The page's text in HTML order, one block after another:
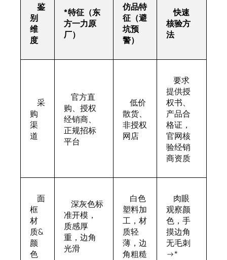
鉴
别
维
度
*特征（东
方一力原
厂）
仿品特
征（避
坑预
警）
快速
核验方
法
采
购
渠
道
官方直
购、授权
经销商、
正规招标
平台
低价
散货、
非授权
网店
要求
提供授
权书、
产品合
格证，
官网核
验经销
商资质
面
框
材
质&
颜
色
深灰色标
准开模，
质感厚
重，边角
光滑
白色
塑料加
工，材
质轻
薄，边
角粗糙
肉眼
观察颜
色，手
摸边角
无毛刺
→*